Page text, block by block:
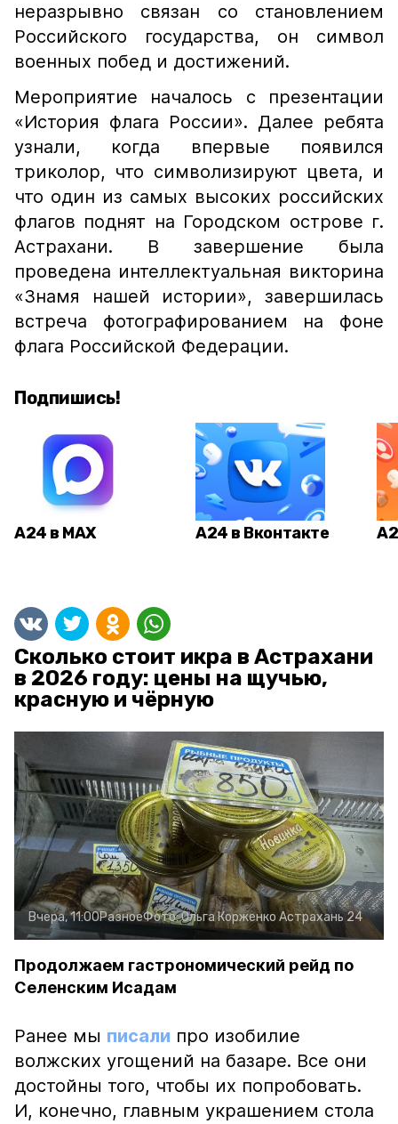
неразрывно связан со становлением
Российского государства, он символ
военных побед и достижений.
Мероприятие началось с презентации
«История флага России». Далее ребята
узнали, когда впервые появился
триколор, что символизируют цвета, и
что один из самых высоких российских
флагов поднят на Городском острове г.
Астрахани. В завершение была
проведена интеллектуальная викторина
«Знамя нашей истории», завершилась
встреча фотографированием на фоне
флага Российской Федерации.
Подпишись!
А24 в MAX А24 в Вконтакте
Сколько стоит икра в Астрахани
в 2026 году: цены на щучью,
красную и чёрную
Вчера, 11:00РазноеФото:Ольга Корженко Астрахань 24
Продолжаем гастрономический рейд по
Селенским Исадам
Ранее мы писали про изобилие
волжских угощений на базаре. Все они
достойны того, чтобы их попробовать.
И, конечно, главным украшением стола